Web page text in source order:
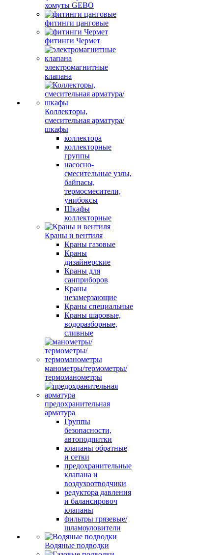
хомуты GEBO
фитинги цанговые
фитинги Чермет
электромагнитные
клапана
Коллекторы,
смесительная арматура/
шкафы
коллектора
коллекторные
группы
насосно-
смесительные узлы,
байпасы,
термосмесители,
унибоксы
Шкафы
коллекторные
Краны и вентиля
Краны газовые
Краны
дизайнерские
Краны для
санприборов
Краны
незамерзающие
Краны специальные
Краны шаровые,
водоразборные,
сливные
манометры/термометры/
термоманометры
предохранительная
арматура
Группы
безопасности,
автоподпитки
клапаны обратные
и сетки
предохранительные
клапана и
воздухоотводчики
редуктора давления
и балансировоч
клапаны
фильтры грязевые/
шламоуловители
Водяные подводки